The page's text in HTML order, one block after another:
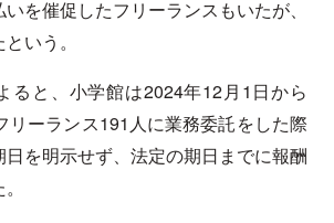
を催促したフリーランスもいたが、
いう。
ると、小学館は2024年12月1日から
リーランス191人に業務委託をした際
を明示せず、法定の期日までに報酬